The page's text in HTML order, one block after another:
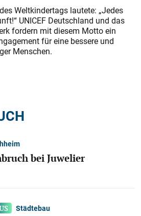
Weltkindertags lautete: „Jedes
UNICEF Deutschland und das
fordern mit diesem Motto ein
für eine bessere und
Menschen.
bei Juwelier
Städtebau